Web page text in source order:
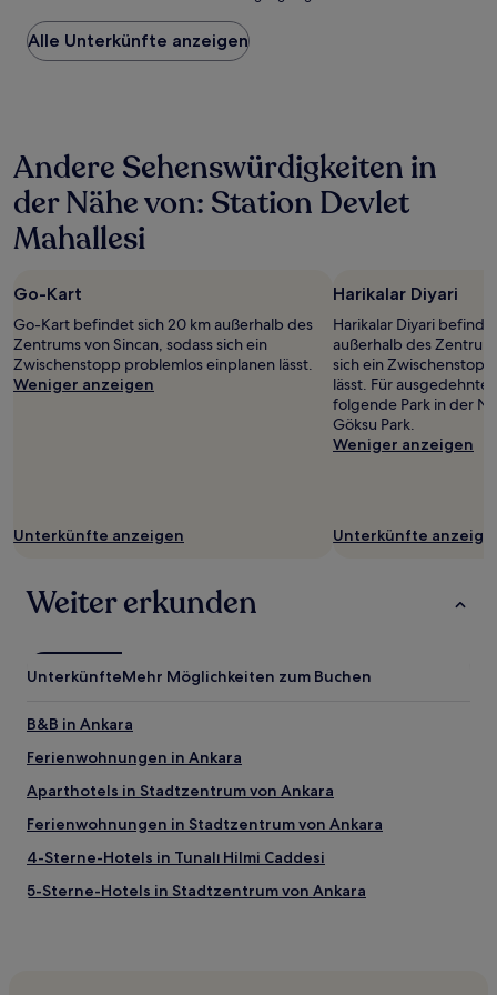
Preis
pro
Nacht,
24 Stunden
für
einen
Aufenthalt
mit
2 Erwachsenen
gefunden
wurde.
Preise
und
Bedingungen
Alle Unterkünfte anzeigen
Andere Sehenswürdigkeiten in
der Nähe von: Station Devlet
Mahallesi
Go-Kart
Go-Kart befindet sich 20 km außerhalb des
Zentrums von Sincan, sodass sich ein
Zwischenstopp problemlos einplanen lässt.
Weniger anzeigen
Unterkünfte anzeigen
Harikalar Diyari
Harikalar Diyari
außerhalb des
sich ein
lässt. Für ausgedehnte
folgende Park in der
Göksu Park.
Weniger anzeigen
Unterkünfte
Weiter erkunden
UnterkünfteMehr Möglichkeiten zum Buchen
B&B in Ankara
Ferienwohnungen in Ankara
Aparthotels in Stadtzentrum von Ankara
Ferienwohnungen in Stadtzentrum von Ankara
4-Sterne-Hotels in Tunalı Hilmi Caddesi
5-Sterne-Hotels in Stadtzentrum von Ankara